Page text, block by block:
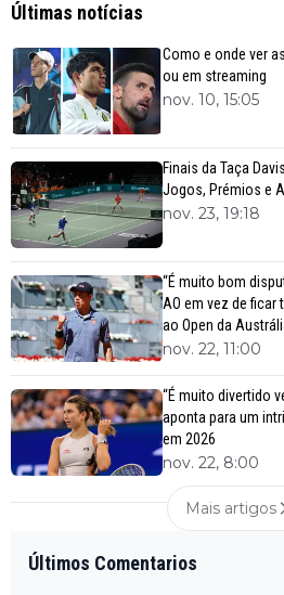
Últimas notícias
Como e onde ver
ou em streaming
nov. 10, 15:05
Finais da Taça
Jogos, Prémios e
nov. 23, 19:18
“É muito bom
AO em vez de ficar
ao Open da
nov. 22, 11:00
“É muito divertido
aponta para um
em 2026
nov. 22, 8:00
Mais artigos
Últimos Comentarios